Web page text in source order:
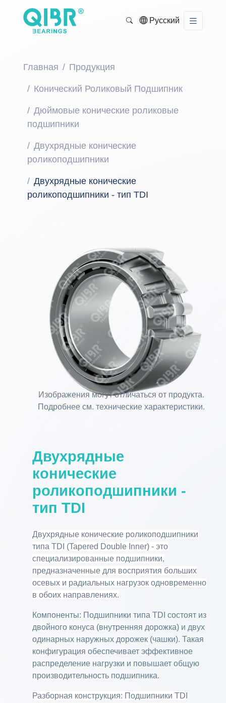
Русский
Главная Продукция
Конический Роликовый Подшипник
Дюймовые конические роликовые
подшипники
Двухрядные конические
роликоподшипники
Двухрядные конические
роликоподшипники - тип TDI
Изображения могут отличаться от продукта.
Подробнее см. технические характеристики.
Двухрядные
конические
роликоподшипники -
тип TDI
Двухрядные конические роликоподшипники
типа TDI (Tapered Double Inner) - это
специализированные подшипники,
предназначенные для восприятия больших
осевых и радиальных нагрузок одновременно
в обоих направлениях.
Компоненты: Подшипники типа TDI состоят из
двойного конуса (внутренняя дорожка) и двух
одинарных наружных дорожек (чашки). Такая
конфигурация обеспечивает эффективное
распределение нагрузки и повышает общую
производительность подшипника.
Разборная конструкция: Подшипники TDI